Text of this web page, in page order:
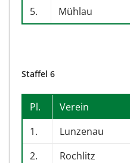
5. Mühlau
Staffel 6
Pl. Verein
1.
Lunzenau
2.
Rochlitz